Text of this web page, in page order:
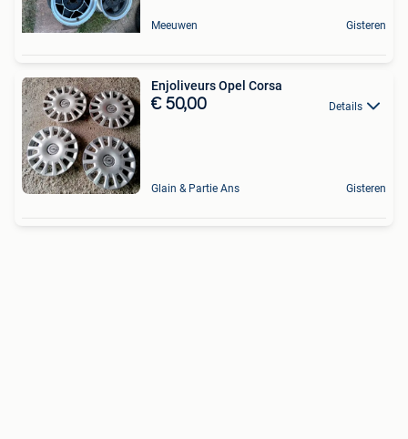
Meeuwen Gisteren
Enjoliveurs Opel Corsa
€ 50,00 Details
Glain & Partie Ans Gisteren